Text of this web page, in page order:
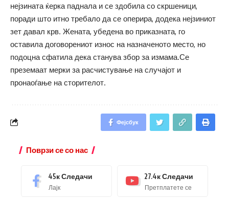
нејзината ќерка паднала и се здобила со скршеници,
поради што итно требало да се оперира, додека нејзиниот
зет давал крв. Жената, убедена во приказната, го
оставила договорениот износ на назначеното место, но
подоцна сфатила дека станува збор за измама.Се
преземаат мерки за расчистување на случајот и
пронаоѓање на сторителот.
Фејсбук
Поврзи се со нас
45кСледачи
Лајк
27.4кСледачи
Претплатете се